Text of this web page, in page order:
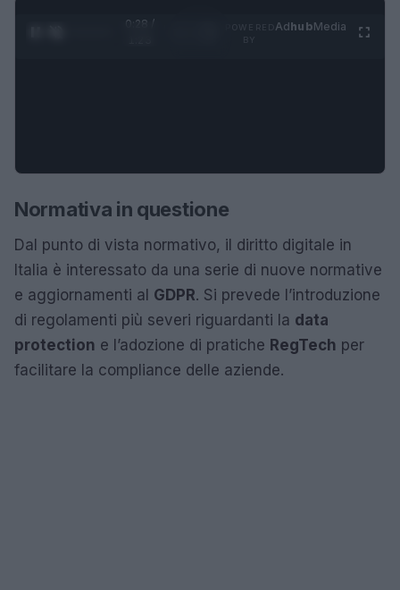
0:28 /
AdhubMedia
Normativa in questione
Dal punto di vista normativo, il diritto digitale in
Italia è interessato da una serie di nuove normative
e aggiornamenti al GDPR. Si prevede l’introduzione
di regolamenti più severi riguardanti la data
protection e l’adozione di pratiche RegTech per
facilitare la compliance delle aziende.